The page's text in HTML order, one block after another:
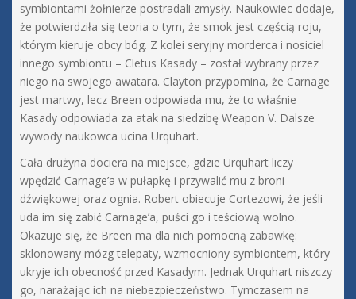
symbiontami żołnierze postradali zmysły. Naukowiec dodaje,
że potwierdziła się teoria o tym, że smok jest częścią roju,
którym kieruje obcy bóg. Z kolei seryjny morderca i nosiciel
innego symbiontu – Cletus Kasady – został wybrany przez
niego na swojego awatara. Clayton przypomina, że Carnage
jest martwy, lecz Breen odpowiada mu, że to właśnie
Kasady odpowiada za atak na siedzibę Weapon V. Dalsze
wywody naukowca ucina Urquhart.
Cała drużyna dociera na miejsce, gdzie Urquhart liczy
wpędzić Carnage’a w pułapkę i przywalić mu z broni
dźwiękowej oraz ognia. Robert obiecuje Cortezowi, że jeśli
uda im się zabić Carnage’a, puści go i teściową wolno.
Okazuje się, że Breen ma dla nich pomocną zabawkę:
sklonowany mózg telepaty, wzmocniony symbiontem, który
ukryje ich obecność przed Kasadym. Jednak Urquhart niszczy
go, narażając ich na niebezpieczeństwo. Tymczasem na